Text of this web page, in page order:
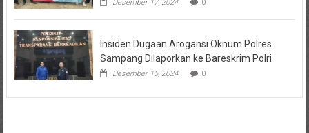
Desember 17, 2024 0
Insiden Dugaan Arogansi Oknum Polres
Sampang Dilaporkan ke Bareskrim Polri
Desember 15, 2024 0